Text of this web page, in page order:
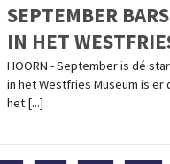
SEPTEMBER
IN HET
HOGE LUCHTEN
TOEKOMST
HOORN - September is dé
in het Westfries Museum is er
het [...]